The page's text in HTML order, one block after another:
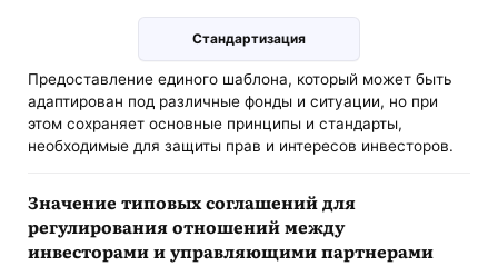
Стандартизация
Предоставление единого шаблона, который может быть
адаптирован под различные фонды и ситуации, но при
этом сохраняет основные принципы и стандарты,
необходимые для защиты прав и интересов инвесторов.
Значение типовых соглашений для
регулирования отношений между
инвесторами и управляющими партнерами